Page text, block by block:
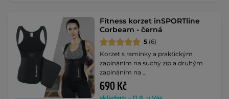
Fitness korzet inSPORTline
Corbeam - černá
5 (6)
Korzet s ramínky a praktickým
zapínáním na suchý zip a druhým
zapínáním na …
690 Kč